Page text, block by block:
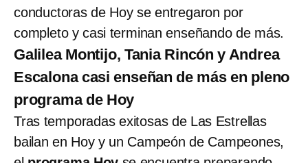
conductoras de Hoy se entregaron por
completo y casi terminan enseñando de más.
Galilea Montijo, Tania Rincón y Andrea
Escalona casi enseñan de más en pleno
programa de Hoy
Tras temporadas exitosas de Las Estrellas
bailan en Hoy y un Campeón de Campeones,